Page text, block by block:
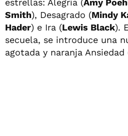
estrellas: Alegría (Amy
Smith), Desagrado (Mindy
Hader) e Ira (Lewis Black).
secuela, se introduce una
agotada y naranja Ansiedad